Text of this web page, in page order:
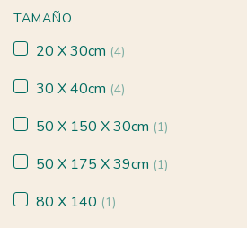
TAMAÑO
20 X 30cm (4)
30 X 40cm (4)
50 X 150 X 30cm (1)
50 X 175 X 39cm (1)
80 X 140 (1)